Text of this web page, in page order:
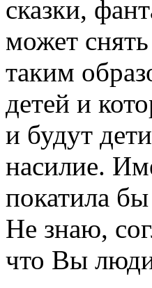
сказки,
может
таким
детей и
и будут
насилие.
покатила
Не знаю,
что Вы люди